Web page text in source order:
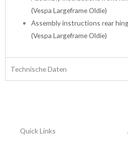
(Vespa Largeframe Oldie)
Assembly instructions rear
(Vespa Largeframe Oldie)
Technische Daten
Quick Links